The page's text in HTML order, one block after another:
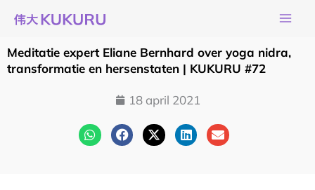
naar
de
inhoud
Meditatie expert Eliane Bernhard over yoga nidra,
transformatie en hersenstaten | KUKURU #72
18 april 2021